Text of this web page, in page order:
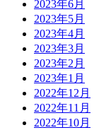
2023年6月
2023年5月
2023年4月
2023年3月
2023年2月
2023年1月
2022年12月
2022年11月
2022年10月